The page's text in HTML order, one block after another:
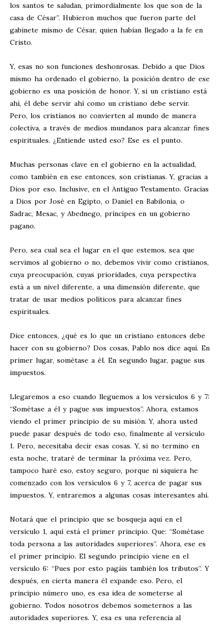
los santos te saludan, primordialmente los que son de la
casa de César”. Hubieron muchos que fueron parte del
gabinete mismo de César, quien habían llegado a la fe en
Cristo.
Y, esas no son funciones deshonrosas. Debido a que Dios
mismo ha ordenado el gobierno, la posición dentro de ese
gobierno es una posición de honor. Y, si un cristiano está
ahí, él debe servir ahí como un cristiano debe servir.
Pero, los cristianos no convierten al mundo de manera
colectiva, a través de medios mundanos para alcanzar fines
espirituales. ¿Entiende usted eso? Ese es el punto.
Muchas personas clave en el gobierno en la actualidad,
como también en ese entonces, son cristianas. Y, gracias a
Dios por eso. Inclusive, en el Antiguo Testamento. Gracias
a Dios por José en Egipto, o Daniel en Babilonia, o
Sadrac, Mesac, y Abednego, príncipes en un gobierno
pagano.
Pero, sea cual sea el lugar en el que estemos, sea que
servimos al gobierno o no, debemos vivir como cristianos,
cuya preocupación, cuyas prioridades, cuya perspectiva
está a un nivel diferente, a una dimensión diferente, que
tratar de usar medios políticos para alcanzar fines
espirituales.
Dice entonces, ¿qué es lo que un cristiano entonces debe
hacer con su gobierno? Dos cosas, Pablo nos dice aquí. En
primer lugar, sométase a él. En segundo lugar, pague sus
impuestos.
Llegaremos a eso cuando lleguemos a los versículos 6 y 7:
“Sométase a él y pague sus impuestos”. Ahora, estamos
viendo el primer principio de su misión. Y, ahora usted
puede pasar después de todo eso, finalmente al versículo
1. Pero, necesitaba decir esas cosas. Y, si no termino en
esta noche, trataré de terminar la próxima vez. Pero,
tampoco haré eso, estoy seguro, porque ni siquiera he
comenzado con los versículos 6 y 7, acerca de pagar sus
impuestos. Y, entraremos a algunas cosas interesantes ahí.
Notará que el principio que se bosqueja aquí en el
versículo 1, aquí está el primer principio. Que: “Sométase
toda persona a las autoridades superiores”. Ahora, ese es
el primer principio. El segundo principio viene en el
versículo 6: “Pues por esto pagáis también los tributos”. Y
después, en cierta manera él expande eso. Pero, el
principio número uno, es esa idea de someterse al
gobierno. Todos nosotros debemos someternos a las
autoridades superiores. Y, esa es una referencia al